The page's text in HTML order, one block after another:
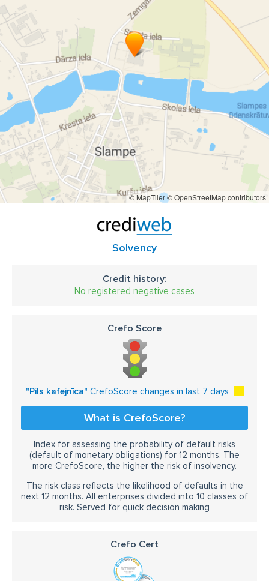
© MapTiler© OpenStreetMap contributors
Solvency
Credit history:
No registered negative cases
Crefo Score
"Pils kafejnīca" CrefoScore changes in last 7 days
What is CrefoScore?
Index for assessing the probability of default risks
(default of monetary obligations) for 12 months. The
more CrefoScore, the higher the risk of insolvency.
The risk class reflects the likelihood of defaults in the
next 12 months. All enterprises divided into 10 classes of
risk. Served for quick decision making
Crefo Cert